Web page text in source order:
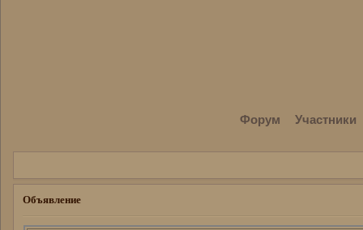
Форум Участники
Объявление